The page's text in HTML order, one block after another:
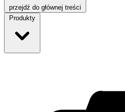
przejdź do głównej treści
Produkty